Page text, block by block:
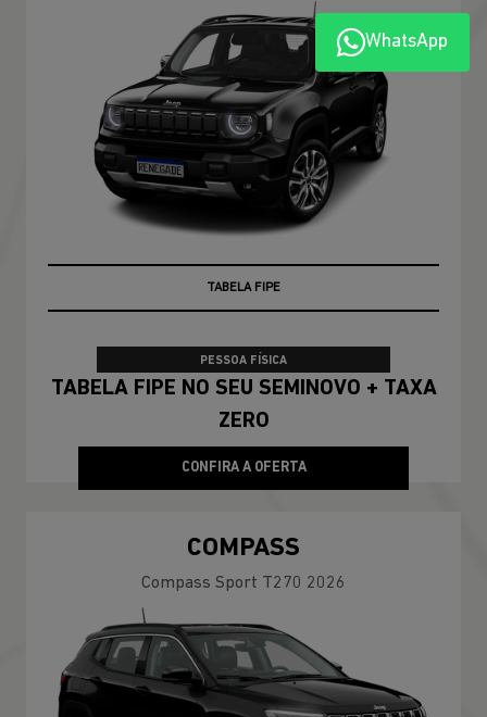
TABELA FIPE
PESSOA FÍSICA
TABELA FIPE NO SEU SEMINOVO + TAXA
ZERO
CONFIRA A OFERTA
COMPASS
Compass Sport T270 2026
WhatsApp